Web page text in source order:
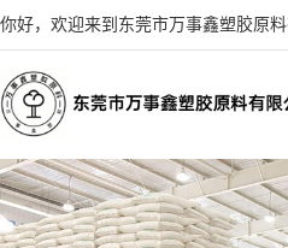
你好，欢迎来到东莞市万事鑫塑胶原料